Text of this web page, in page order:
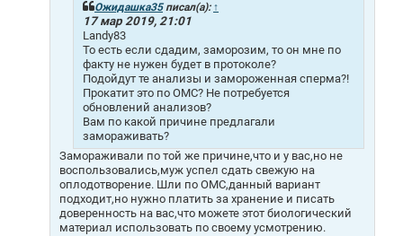
Ожидашка35писал(а): ↑
17 мар 2019, 21:01
Landy83
То есть если сдадим, заморозим, то он мне по
факту не нужен будет в протоколе?
Подойдут те анализы и замороженная сперма?!
Прокатит это по ОМС? Не потребуется
обновлений анализов?
Вам по какой причине предлагали
замораживать?
Замораживали по той же причине,что и у вас,но не
воспользовались,муж успел сдать свежую на
оплодотворение. Шли по ОМС,данный вариант
подходит,но нужно платить за хранение и писать
доверенность на вас,что можете этот биологический
материал использовать по своему усмотрению.